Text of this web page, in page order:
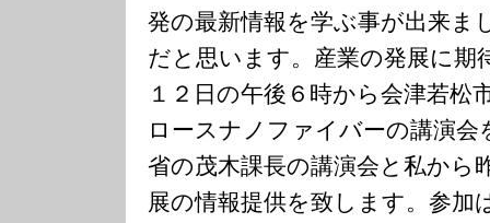
発の最新情報を学ぶ事が出来ま
だと思います。産業の発展に期
１２日の午後６時から会津若松
ロースナノファイバーの講演会
省の茂木課長の講演会と私から
展の情報提供を致します。参加